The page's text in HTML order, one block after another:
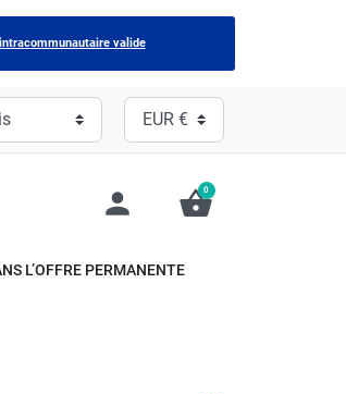
valide
person shopping_basket
0
L’OFFRE PERMANENTE